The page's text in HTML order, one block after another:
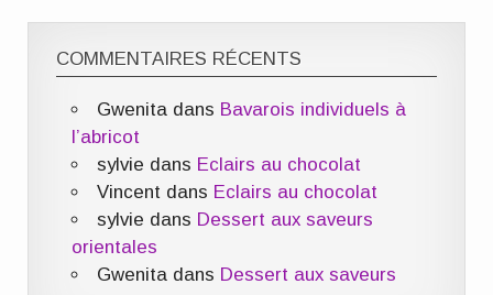
COMMENTAIRES RÉCENTS
Gwenita dans Bavarois individuels à
l’abricot
sylvie dans Eclairs au chocolat
Vincent dans Eclairs au chocolat
sylvie dans Dessert aux saveurs
orientales
Gwenita dans Dessert aux saveurs